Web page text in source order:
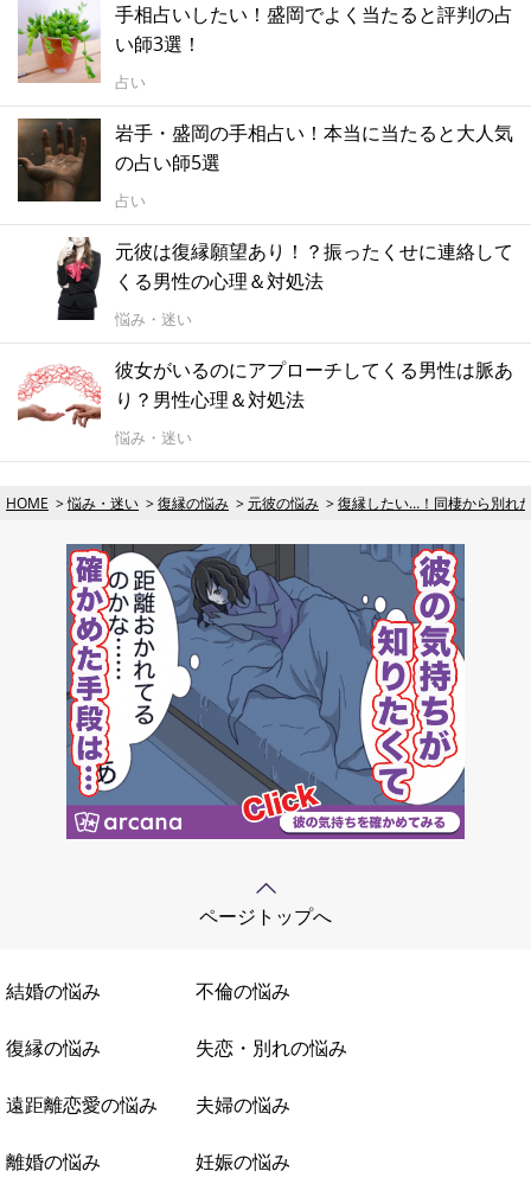
手相占いしたい！盛岡でよく当たると評判の占
い師3選！
占い
岩手・盛岡の手相占い！本当に当たると大人気
の占い師5選
占い
元彼は復縁願望あり！？振ったくせに連絡して
くる男性の心理＆対処法
悩み・迷い
彼女がいるのにアプローチしてくる男性は脈あ
り？男性心理＆対処法
悩み・迷い
HOME 悩み・迷い 復縁の悩み 元彼の悩み 復縁したい…！同棲から別れ
ページトップへ
結婚の悩み 不倫の悩み
復縁の悩み 失恋・別れの悩み
遠距離恋愛の悩み 夫婦の悩み
離婚の悩み 妊娠の悩み